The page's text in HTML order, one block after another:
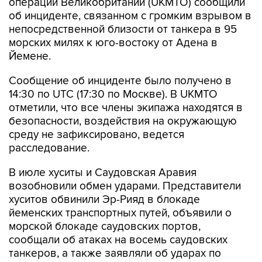
непосредственной близости от танкера в 95
морских милях к юго-востоку от Адена в
Йемене.
Сообщение об инциденте было получено в
отметили, что все члены экипажа находятся в
безопасности, воздействия на окружающую
среду не зафиксировано, ведется
расследование.
В июле хуситы и Саудовская Аравия
хуситов обвинили Эр-Рияд в блокаде
йеменских транспортных путей, объявили о
морской блокаде саудовских портов,
сообщали об атаках на восемь саудовских
танкеров, а также заявляли об ударах по
объектам нефтяной инфраструктуры на
территории королевства.